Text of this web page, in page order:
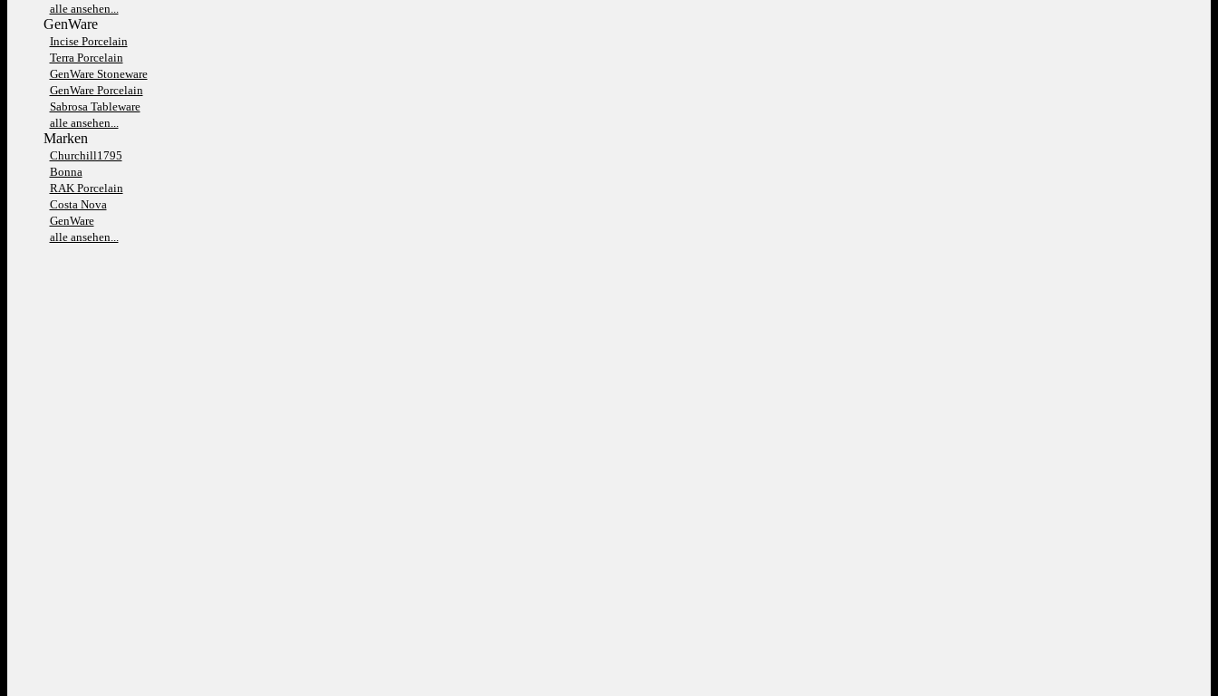
alle ansehen...
GenWare
Incise Porcelain
Terra Porcelain
GenWare Stoneware
GenWare Porcelain
Sabrosa Tableware
alle ansehen...
Marken
Churchill1795
Bonna
RAK Porcelain
Costa Nova
GenWare
alle ansehen...